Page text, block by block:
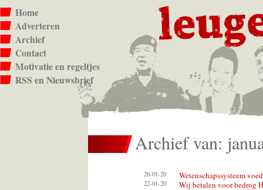
Home
Adverteren
Archief
Contact
Motivatie en regeltjes
RSS en Nieuwsbrief
Archief van:
26-01-20 Wetenschapssysteem
22-01-20 Wij betalen voor bedrog